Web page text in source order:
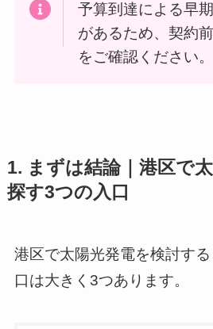
予算到達による早
があるため、契約
をご確認ください。
1. まずは結論｜港区で
探す3つの入口
港区で太陽光発電を検討す
口は大きく3つあります。